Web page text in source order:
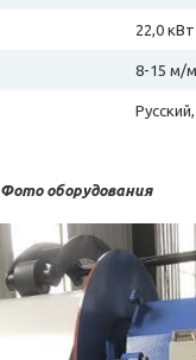
22,0 кВт
8-15 м/
Фото оборудования